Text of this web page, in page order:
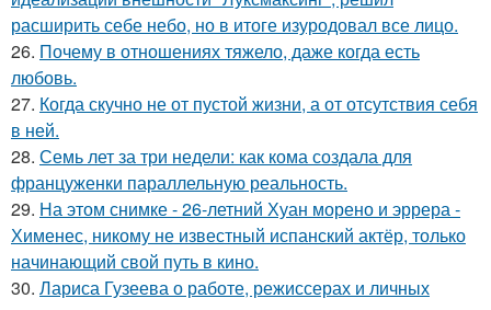
расширить себе небо, но в итоге изуродовал все лицо.
26. Почему в отношениях тяжело, даже когда есть
любовь.
27. Когда скучно не от пустой жизни, а от отсутствия себя
в ней.
28. Семь лет за три недели: как кома создала для
француженки параллельную реальность.
29. На этом снимке - 26-летний Хуан морено и эррера -
Хименес, никому не известный испанский актёр, только
начинающий свой путь в кино.
30. Лариса Гузеева о работе, режиссерах и личных